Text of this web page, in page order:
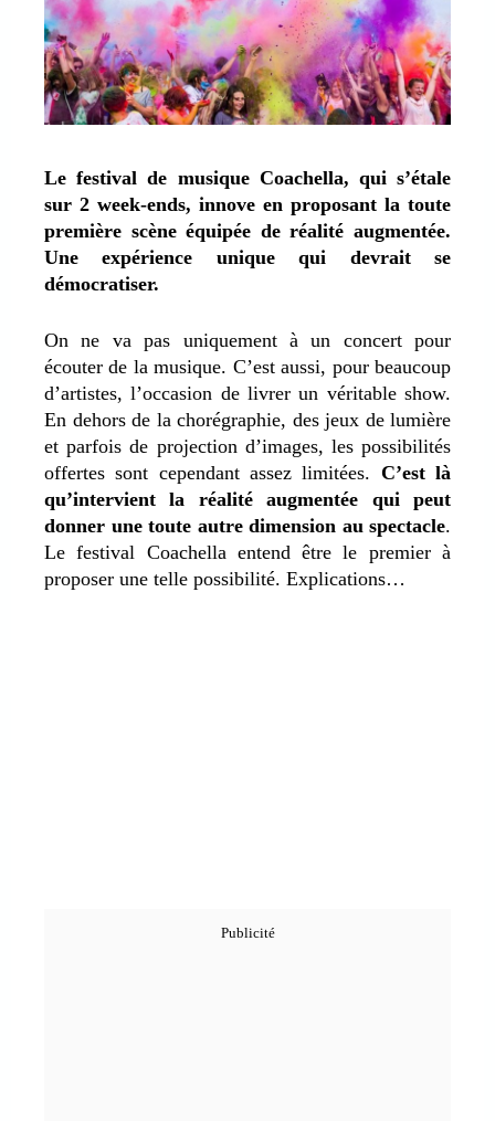
Le festival de musique Coachella, qui s’étale
sur 2 week-ends, innove en proposant la toute
première scène équipée de réalité augmentée.
Une expérience unique qui devrait se
démocratiser.
On ne va pas uniquement à un concert pour
écouter de la musique. C’est aussi, pour beaucoup
d’artistes, l’occasion de livrer un véritable show.
En dehors de la chorégraphie, des jeux de lumière
et parfois de projection d’images, les possibilités
offertes sont cependant assez limitées. C’est là
qu’intervient la réalité augmentée qui peut
donner une toute autre dimension au spectacle.
Le festival Coachella entend être le premier à
proposer une telle possibilité. Explications…